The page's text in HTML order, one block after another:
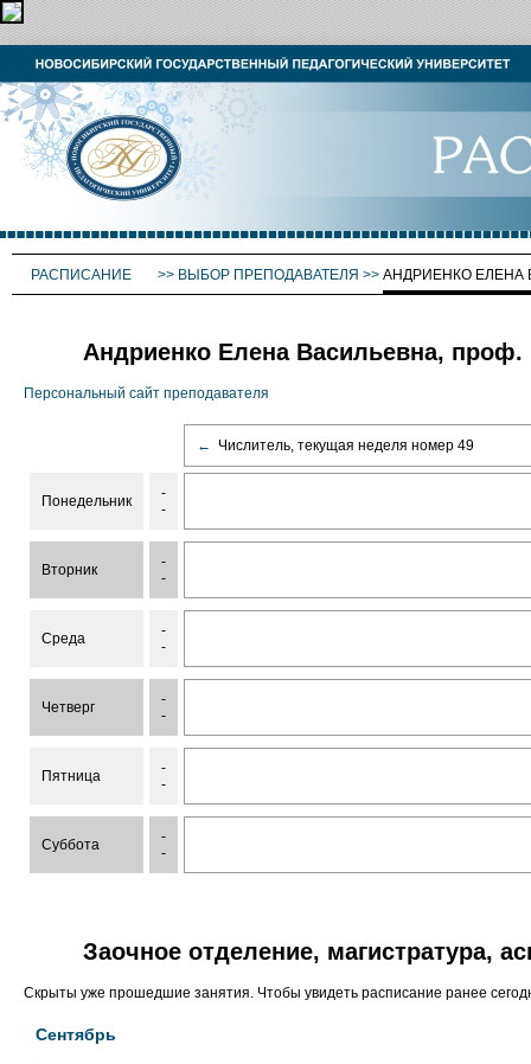
РАСПИСАНИЕ >> ВЫБОР ПРЕПОДАВАТЕЛЯ >> АНДРИЕНКО ЕЛЕНА
Андриенко Елена Васильевна, проф.
Персональный сайт преподавателя
← Числитель, текущая неделя номер 49
Понедельник
-
-
Вторник
-
-
Среда
-
-
Четверг
-
-
Пятница
-
-
Суббота
-
-
Заочное отделение, магистратура,
Скрыты уже прошедшие занятия. Чтобы увидеть расписание ранее
Сентябрь